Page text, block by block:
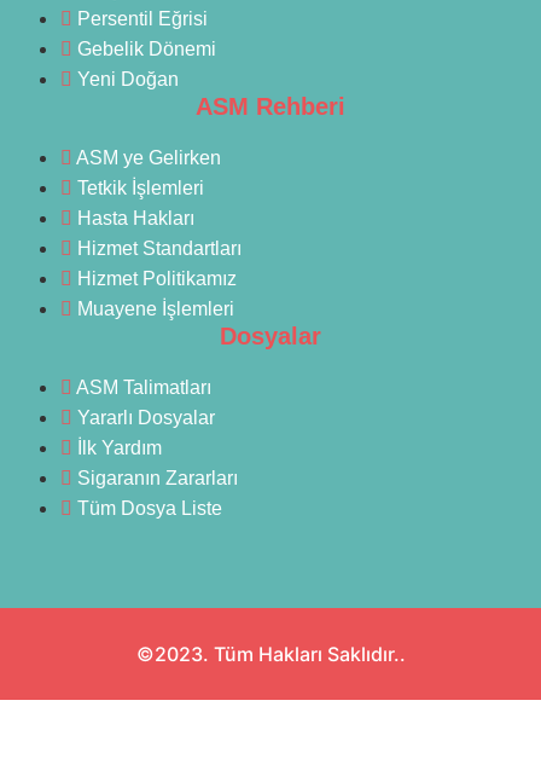
Persentil Eğrisi
Gebelik Dönemi
Yeni Doğan
ASM Rehberi
ASM ye Gelirken
Tetkik İşlemleri
Hasta Hakları
Hizmet Standartları
Hizmet Politikamız
Muayene İşlemleri
Dosyalar
ASM Talimatları
Yararlı Dosyalar
İlk Yardım
Sigaranın Zararları
Tüm Dosya Liste
©2023. Tüm Hakları Saklıdır..